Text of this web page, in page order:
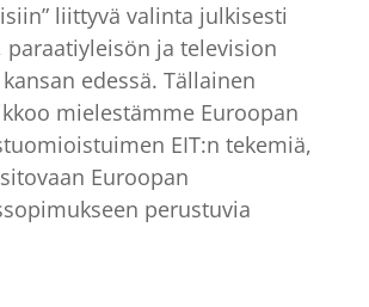
liittyvä valinta julkisesti
paraatiyleisön ja television
edessä. Tällainen
mielestämme Euroopan
EIT:n tekemiä,
Euroopan
perustuvia